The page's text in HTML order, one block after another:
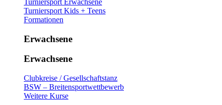
Turniersport Erwachsene
Turniersport Kids + Teens
Formationen
Erwachsene
Erwachsene
Clubkreise / Gesellschaftstanz
BSW – Breitensportwettbewerb
Weitere Kurse